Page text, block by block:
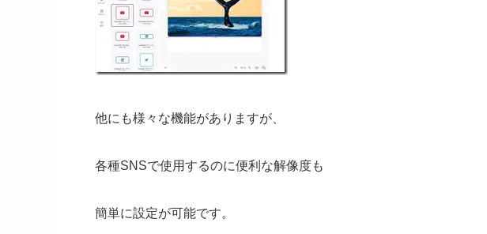
他にも様々な機能がありますが、
各種SNSで使用するのに便利な解像度も
簡単に設定が可能です。